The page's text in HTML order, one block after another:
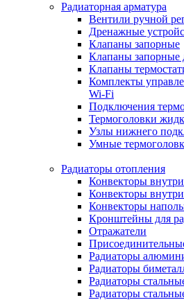
Радиаторная арматура
Вентили ручной
Дренажные
Клапаны запорные
Клапаны запорные
Клапаны
Комплекты
Wi-Fi
Подключения
Термоголовки
Узлы нижнего
Умные
Радиаторы отопления
Конвекторы
Конвекторы
Конвекторы
Кронштейны для
Отражатели
Радиаторы
Радиаторы
Радиаторы
Радиаторы